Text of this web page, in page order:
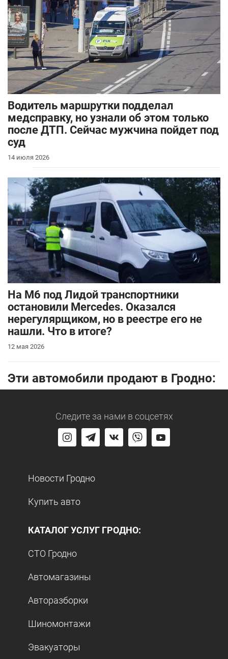
Водитель маршрутки подделал
медсправку, но узнали об этом только
после ДТП. Сейчас мужчина пойдет под
суд
14 июля 2026
На М6 под Лидой транспортники
остановили Mercedes. Оказался
нерегулярщиком, но в реестре его не
нашли. Что в итоге?
12 мая 2026
Эти автомобили продают в Гродно:
Следите за нами в соцсетях
Новости Гродно
Купить авто
КАТАЛОГ УСЛУГ ГРОДНО:
СТО Гродно
Автомагазины
Авторазборки
Шиномонтажи
Эвакуаторы